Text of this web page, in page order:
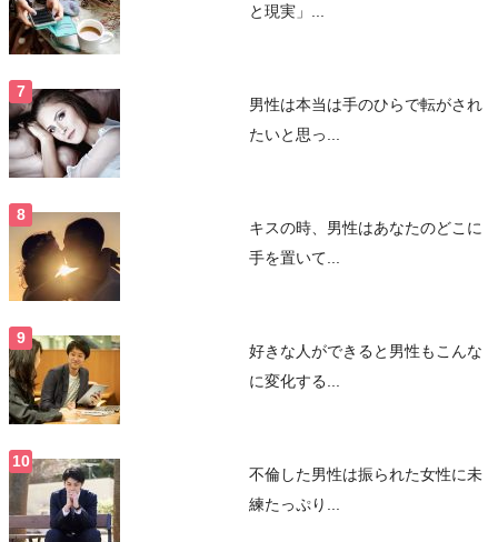
と現実」...
男性は本当は手のひらで転がされ
たいと思っ...
キスの時、男性はあなたのどこに
手を置いて...
好きな人ができると男性もこんな
に変化する...
不倫した男性は振られた女性に未
練たっぷり...